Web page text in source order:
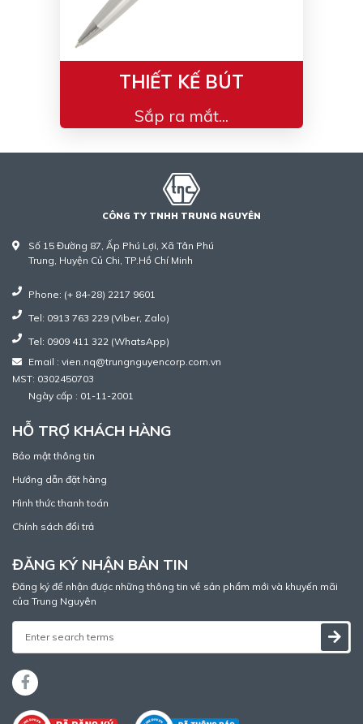
THIẾT KẾ BÚT
Sắp ra mắt...
CÔNG TY TNHH TRUNG NGUYÊN
Số 15 Đường 87, Ấp Phú Lợi, Xã Tân Phú
Trung, Huyện Củ Chi, TP.Hồ Chí Minh
Phone: (+ 84-28) 2217 9601
Tel: 0913 763 229 (Viber, Zalo)
Tel: 0909 411 322 (WhatsApp)
Email : vien.nq@trungnguyencorp.com.vn
MST: 0302450703
Ngày cấp : 01-11-2001
HỖ TRỢ KHÁCH HÀNG
Bảo mật thông tin
Hướng dẫn đặt hàng
Hình thức thanh toán
Chính sách đổi trả
ĐĂNG KÝ NHẬN BẢN TIN
Đăng ký để nhận được những thông tin về sản phẩm mới và khuyến mãi
của Trung Nguyên